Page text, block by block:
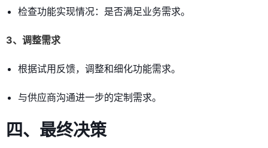
检查功能实现情况：是否满足业务需求。
3、调整需求
根据试用反馈，调整和细化功能需求。
与供应商沟通进一步的定制需求。
四、最终决策